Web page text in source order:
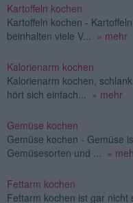
Kartoffeln kochen
Kartoffeln kochen -
beinhalten viele V...
» mehr
Kalorienarm kochen
Kalorienarm kochen,
hört sich einfach...
» mehr
Gemüse kochen
Gemüse kochen - Gemüse
Gemüsesorten und ...
»
Fettarm kochen
Fettarm kochen ist gar nicht